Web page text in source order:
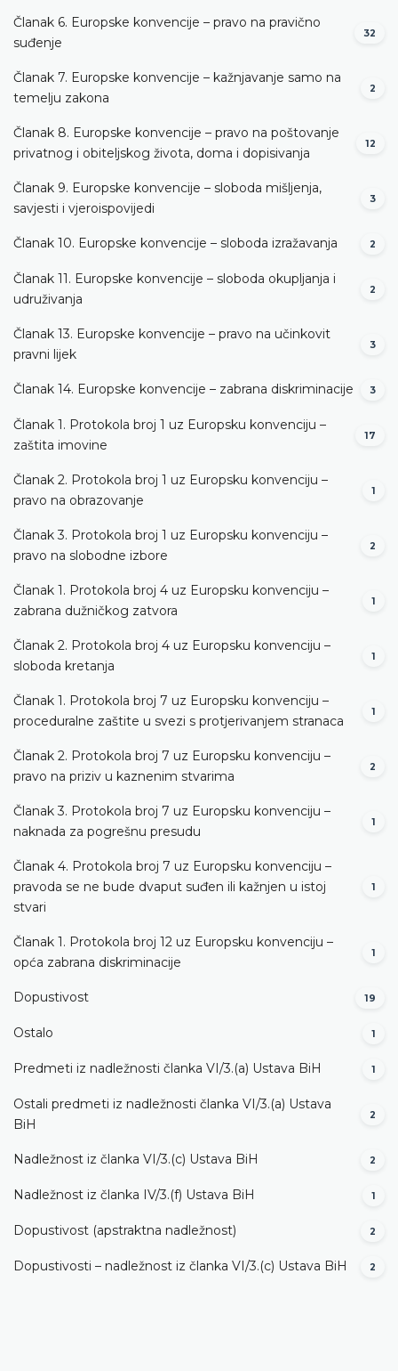
Članak 6. Europske konvencije – pravo na pravično
suđenje
32
Članak 7. Europske konvencije – kažnjavanje samo na
temelju zakona
2
Članak 8. Europske konvencije – pravo na poštovanje
privatnog i obiteljskog života, doma i dopisivanja
12
Članak 9. Europske konvencije – sloboda mišljenja,
savjesti i vjeroispovijedi
3
Članak 10. Europske konvencije – sloboda izražavanja 2
Članak 11. Europske konvencije – sloboda okupljanja i
udruživanja
2
Članak 13. Europske konvencije – pravo na učinkovit
pravni lijek
3
Članak 14. Europske konvencije – zabrana diskriminacije 3
Članak 1. Protokola broj 1 uz Europsku konvenciju –
zaštita imovine
17
Članak 2. Protokola broj 1 uz Europsku konvenciju –
pravo na obrazovanje
1
Članak 3. Protokola broj 1 uz Europsku konvenciju –
pravo na slobodne izbore
2
Članak 1. Protokola broj 4 uz Europsku konvenciju –
zabrana dužničkog zatvora
1
Članak 2. Protokola broj 4 uz Europsku konvenciju –
sloboda kretanja
1
Članak 1. Protokola broj 7 uz Europsku konvenciju –
proceduralne zaštite u svezi s protjerivanjem stranaca
1
Članak 2. Protokola broj 7 uz Europsku konvenciju –
pravo na priziv u kaznenim stvarima
2
Članak 3. Protokola broj 7 uz Europsku konvenciju –
naknada za pogrešnu presudu
1
Članak 4. Protokola broj 7 uz Europsku konvenciju –
pravoda se ne bude dvaput suđen ili kažnjen u istoj
stvari
1
Članak 1. Protokola broj 12 uz Europsku konvenciju –
opća zabrana diskriminacije
1
Dopustivost 19
Ostalo 1
Predmeti iz nadležnosti članka VI/3.(a) Ustava BiH 1
Ostali predmeti iz nadležnosti članka VI/3.(a) Ustava
BiH
2
Nadležnost iz članka VI/3.(c) Ustava BiH 2
Nadležnost iz članka IV/3.(f) Ustava BiH 1
Dopustivost (apstraktna nadležnost) 2
Dopustivosti – nadležnost iz članka VI/3.(c) Ustava BiH 2